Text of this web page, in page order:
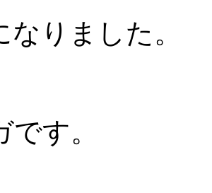
なりました。
す。